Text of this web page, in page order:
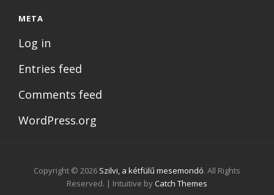
META
Log in
Entries feed
Comments feed
WordPress.org
Copyright © 2026 Szilvi, a kétfülű mesemondó. All Rights
Reserved. | Intuitive byCatch Themes